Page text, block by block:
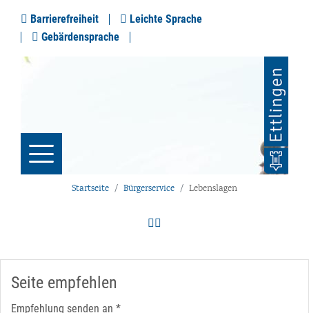
Barrierefreiheit
Leichte Sprache
Gebärdensprache
Startseite Bürgerservice Lebenslagen
Seite empfehlen
Empfehlung senden an *